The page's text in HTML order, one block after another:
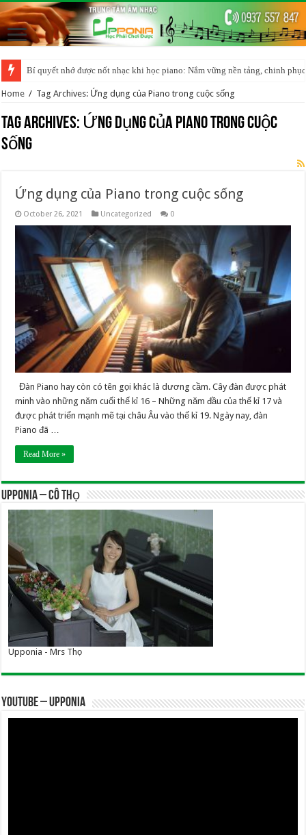
Bí quyết nhớ được nốt nhạc khi học piano: Nắm vững nền tảng, chinh
Home / Tag Archives: Ứng dụng của Piano trong cuộc sống
Tag Archives: Ứng dụng của Piano trong cuộc
sống
Ứng dụng của Piano trong cuộc sống
October 26, 2021 Uncategorized 0
Đàn Piano hay còn có tên gọi khác là dương cầm. Cây đàn được phát
minh vào những năm cuối thế kỉ 16 – Những năm đầu của thế kỉ 17 và
được phát triển mạnh mẽ tại châu Âu vào thế kỉ 19. Ngày nay, đàn
Piano đã …
Read More »
UPPONIA – Cô Thọ
Upponia - Mrs Thọ
YOUTUBE – UPPONIA